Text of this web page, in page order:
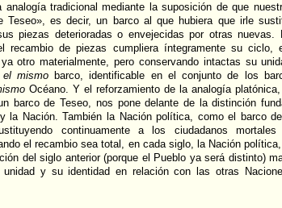
analogía tradicional mediante la suposición de que
Teseo», es decir, un barco al que hubiera que irle
piezas deterioradas o envejecidas por otras nuevas.
recambio de piezas cumpliera íntegramente su ciclo,
otro materialmente, pero conservando intactas su
el mismobarco, identificable en el conjunto de los
Océano. Y el reforzamiento de la analogía
barco de Teseo, nos pone delante de la distinción
la Nación. También la Nación política, como el barco
continuamente a los ciudadanos
el recambio sea total, en cada siglo, la Nación
del siglo anterior (porque el Pueblo ya será distinto)
unidad y su identidad en relación con las otras